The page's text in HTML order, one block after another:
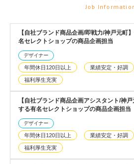
Job
【自社ブランド商品企画/即戦力/神戸元町
名セレクトショップの商品企画担当
デザイナー
年間休日120日以上 業績安定・好調
福利厚生充実
【自社ブランド商品企画アシスタント/神
する有名セレクトショップの商品企画担当
デザイナー
年間休日120日以上 業績安定・好調
福利厚生充実